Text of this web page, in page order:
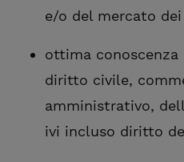
e/o del mercato
ottima
diritto civile,
amministrativo,
ivi incluso diritto